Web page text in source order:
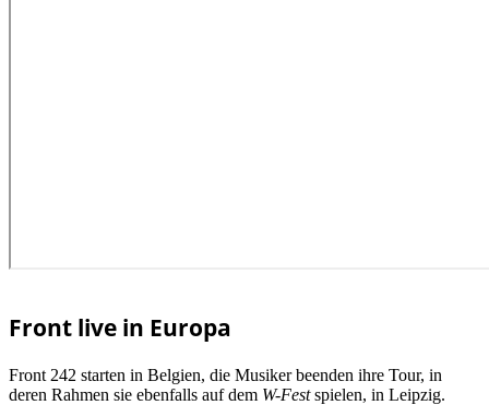
Front live in Europa
Front 242 starten in Belgien, die Musiker beenden ihre Tour, in
deren Rahmen sie ebenfalls auf dem W-Festspielen, in Leipzig.